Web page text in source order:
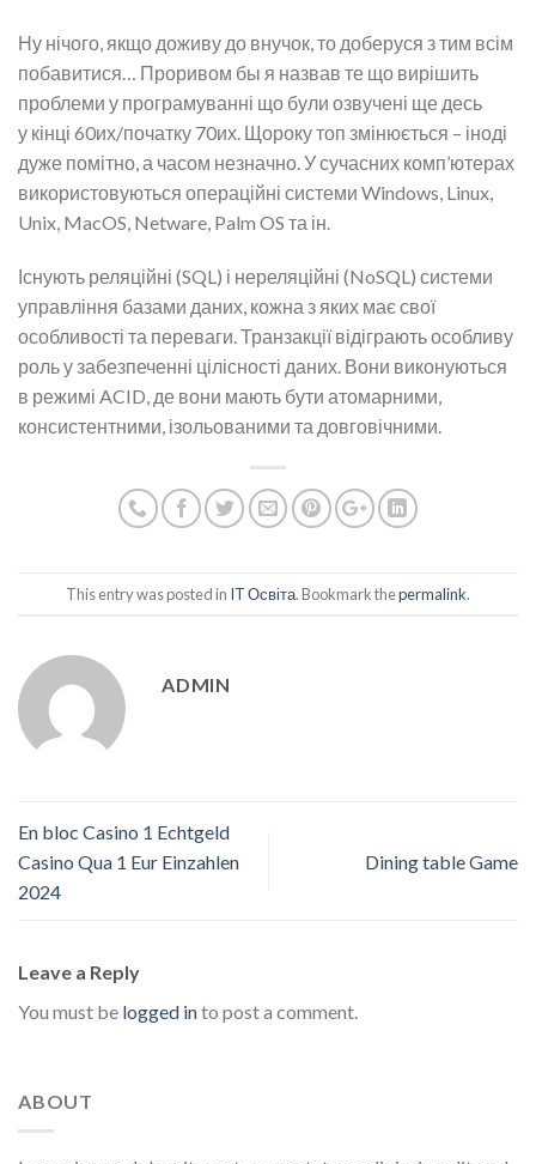
Ну нічого, якщо доживу до внучок, то доберуся з тим всім
побавитися… Проривом бы я назвав те що вирішить
проблеми у програмуванні що були озвучені ще десь
у кінці 60их/початку 70их. Щороку топ змінюється – іноді
дуже помітно, а часом незначно. У сучасних комп’ютерах
використовуються операційні системи Windows, Linux,
Unix, MacOS, Netware, Palm OS та ін.
Існують реляційні (SQL) і нереляційні (NoSQL) системи
управління базами даних, кожна з яких має свої
особливості та переваги. Транзакції відіграють особливу
роль у забезпеченні цілісності даних. Вони виконуються
в режимі ACID, де вони мають бути атомарними,
консистентними, ізольованими та довговічними.
This entry was posted in IT Освіта. Bookmark thepermalink.
ADMIN
En bloc Casino 1 Echtgeld
Casino Qua 1 Eur Einzahlen
2024
Dining table Game
Leave a Reply
You must be logged into post a comment.
ABOUT